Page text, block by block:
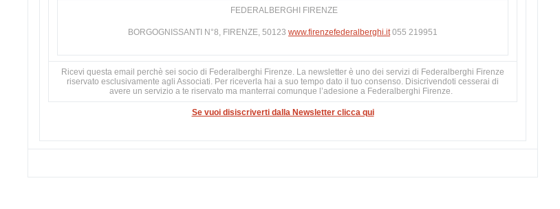
FEDERALBERGHI FIRENZE
BORGOGNISSANTI N°8, FIRENZE, 50123 www.firenzefederalberghi.it055 219951
Ricevi questa email perchè sei socio di Federalberghi Firenze. La newsletter è uno dei servizi di Federalberghi Firenze
riservato esclusivamente agli Associati. Per riceverla hai a suo tempo dato il tuo consenso. Disicrivendoti cesserai di
avere un servizio a te riservato ma manterrai comunque l’adesione a Federalberghi Firenze.
Se vuoi disiscriverti dalla Newsletter clicca qui